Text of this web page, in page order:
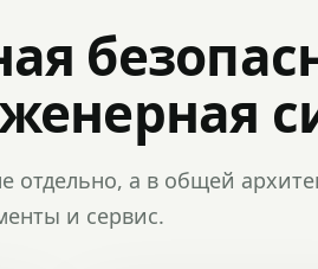
отдельно, а в общей
и сервис.